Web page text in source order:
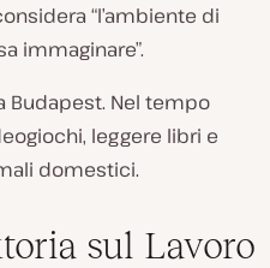
“l’ambiente di
immaginare”.
Budapest. Nel tempo
leggere libri e
domestici.
sul Lavoro